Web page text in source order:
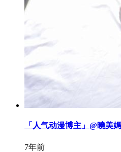
「人气动漫博主」@曉美
7年前